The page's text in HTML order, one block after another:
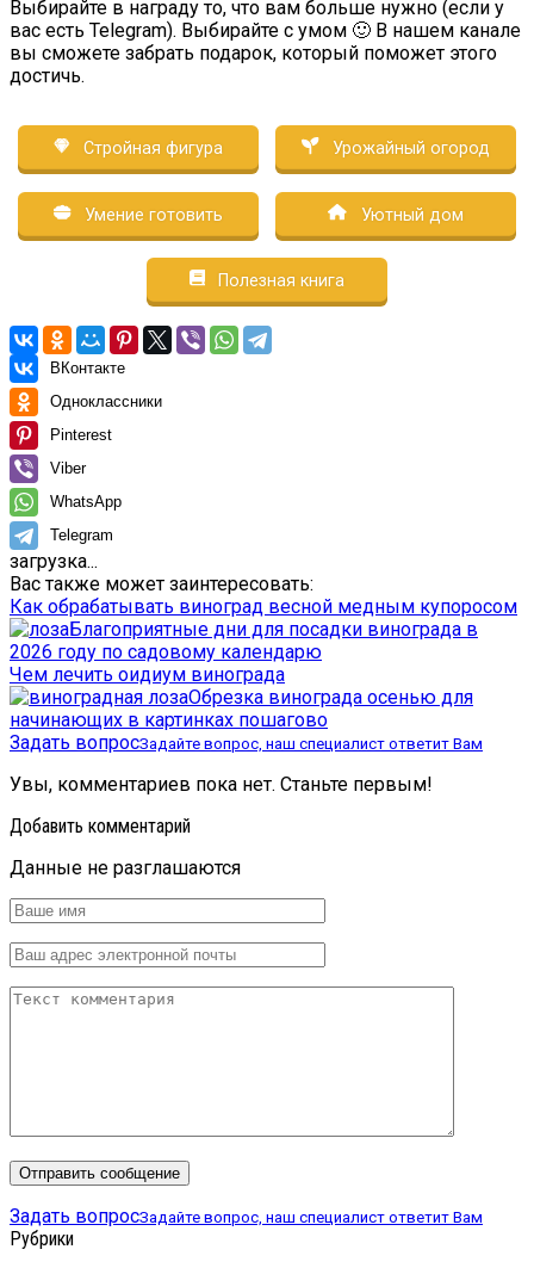
Выбирайте в награду то, что вам больше нужно (если у
вас есть Telegram). Выбирайте с умом 🙂 В нашем канале
вы сможете забрать подарок, который поможет этого
достичь.
Стройная фигура Урожайный огород
Умение готовить Уютный дом
Полезная книга
ВКонтакте
Одноклассники
Pinterest
Viber
WhatsApp
Telegram
загрузка...
Вас также может заинтересовать:
Как обрабатывать виноград весной медным купоросом
Благоприятные дни для посадки винограда в
2026 году по садовому календарю
Чем лечить оидиум винограда
Обрезка винограда осенью для
начинающих в картинках пошагово
Задать вопросЗадайте вопрос, наш специалист ответит Вам
Увы, комментариев пока нет. Станьте первым!
Добавить комментарий
Данные не разглашаются
Задать вопросЗадайте вопрос, наш специалист ответит Вам
Рубрики